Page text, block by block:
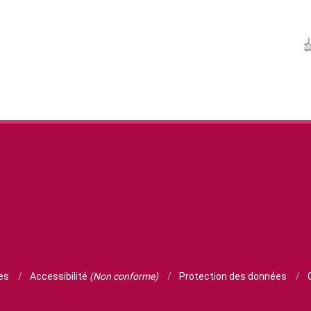
/ Accessibilité (Non conforme) / Protection des données /